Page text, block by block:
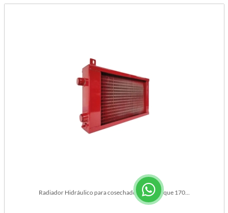
Radiador Hidráulico para cosechadora Don Roque 170...